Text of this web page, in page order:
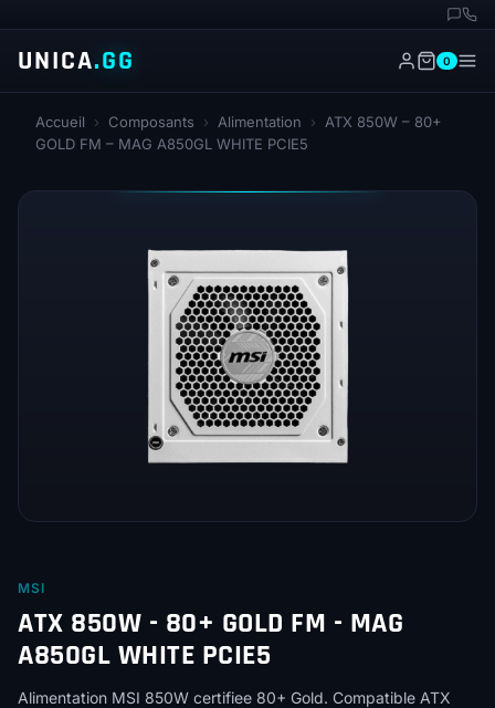
UNICA.GG 0
Accueil › Composants › Alimentation ›
ATX 850W – 80+
GOLD FM – MAG A850GL WHITE PCIE5
MSI
ATX 850W - 80+ GOLD FM - MAG
A850GL WHITE PCIE5
Alimentation MSI 850W certifiee 80+ Gold. Compatible ATX